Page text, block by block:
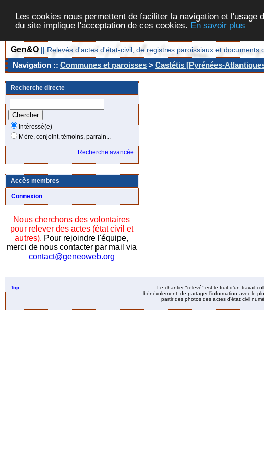
Les cookies nous permettent de faciliter la navigation et
du site implique l'acceptation de ces cookies. En savoir plus
Gen&O || Relevés d'actes d'état-civil, de registres paroissiaux et documents
Navigation :: Communes et paroisses > Castétis [Pyrénées-
Recherche directe
Intéressé(e)
Mère, conjoint, témoins, parrain...
Recherche avancée
Accès membres
Connexion
Nous cherchons des volontaires
pour relever des actes (état civil et
autres). Pour rejoindre l'équipe,
merci de nous contacter par mail via
contact@geneoweb.org
Top
Le chantier "relevé" est le fruit d’un travail
bénévolement, de partager l’information avec le
partir des photos des actes d’état civil